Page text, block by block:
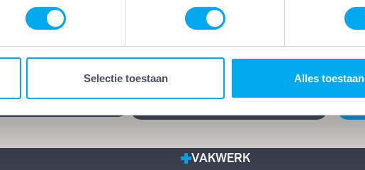
Selectie toestaan Alles toestaan
vak verstaan.
en/of
Geen
bewezen
jarenlange garantie op het
werk kies je voor rust en
zekerheid. Want goed werk
blijft goed, ook lang nadat de
klus is afgerond.
VAKWERK